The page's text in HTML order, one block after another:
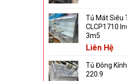
Tủ Mát Siêu
CLCP1710
3m5
Liên Hệ
Tủ Đông
220.9